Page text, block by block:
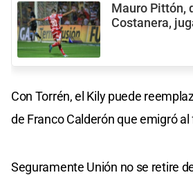
Mauro Pittón,
Costanera,
Con Torrén, el Kily puede
de Franco Calderón que emigró
Seguramente Unión no se retire